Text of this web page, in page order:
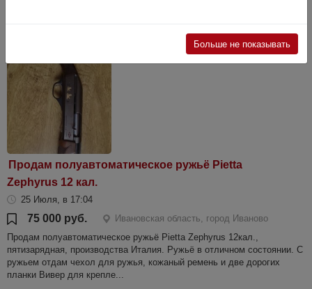
Продам полуавтоматическое ружьё Pietta
Zephyrus 12 кал.
25 Июля, в 17:04
75 000 руб.
Ивановская область, город Иваново
Продам полуавтоматическое ружьё Pietta Zephyrus 12кал.,
пятизарядная, производства Италия. Ружьё в отличном состоянии. С
ружьем отдам чехол для ружья, кожаный ремень и две дорогих
планки Вивер для крепле...
Больше не показывать